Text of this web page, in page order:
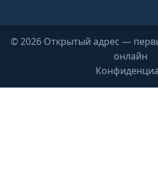
© 2026 Открытый адрес —
онлайн